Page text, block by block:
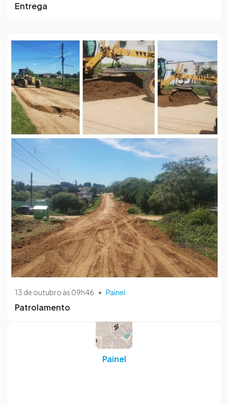
Entrega
13 de outubro às 09h46 • Painel
Patrolamento
Painel